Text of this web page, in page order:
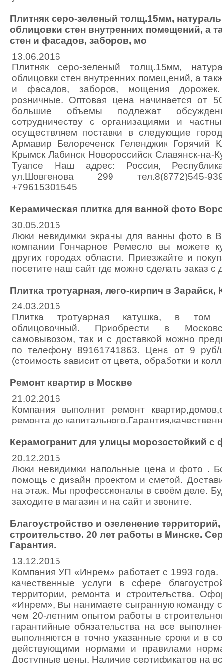
Плитняк серо-зеленый толщ.15мм,
облицовки стен внутренних помещений, а
стен и фасадов, заборов, мо
13.06.2016
Плитняк серо-зеленый толщ.15мм,
облицовки стен внутренних помещений, а
и фасадов, заборов, мощения
розничные. Оптовая цена начинается от
большие объемы подлежат
сотрудничеству с организациями и
осуществляем поставки в следующие
Армавир Белореченск Геленджик Горячий
Крымск Лабинск Новороссийск Славянск-на-
Туапсе Наш адрес: Россия,
ул.Шовгенова 299 тел.8(8772)545-
+79615301545
Керамическая плитка для ванной фото
30.05.2016
Люки невидимки экраны для ванны фото в
компании Гончарное Ремесло вы можете
других городах области. Приезжайте и
посетите наш сайт где можно сделать заказ с
Плитка тротуарная, лего-кирпич в Зарайск,
24.03.2016
Плитка тротуарная катушка, в том
облицовочный. Приобрести в
самовывозом, так и с доставкой можно
по телефону 89161741863. Цена от 9 руб/
(стоимость зависит от цвета, обработки и
Ремонт квартир в Москве
21.02.2016
Компания выполнит ремонт
ремонта до
Керамогранит для улицы морозостойкий с
20.12.2015
Люки невидимки напольные цена и фото .
помощь с дизайн проектом и сметой.
на этаж. Мы профессионалы в своём деле.
заходите в магазин и на сайт и звоните.
Благоустройство и озеленение
строительство. 20 лет работы в Минске.
Гарантия.
13.12.2015
Компания УП «Инрем» работает с 1993
качественные услуги в сфере
территории, ремонта и строительства.
«Инрем», Вы нанимаете сыгранную команду
чем 20-летним опытом работы в
гарантийные обязательства на все
выполняются в точно указанные сроки и в
действующими нормами и правилами
Доступные цены. Наличие сертификатов на